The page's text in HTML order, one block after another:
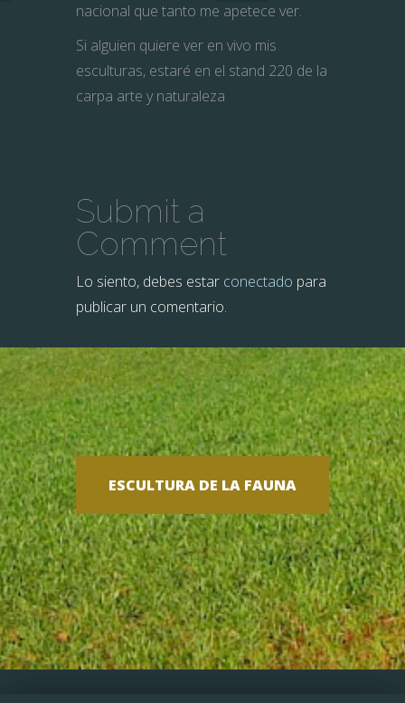
nacional que tanto me apetece ver.
Si alguien quiere ver en vivo mis
esculturas, estaré en el stand 220 de la
carpa arte y naturaleza
Submit a
Comment
Lo siento, debes estar conectado para
publicar un comentario.
ESCULTURA DE LA FAUNA